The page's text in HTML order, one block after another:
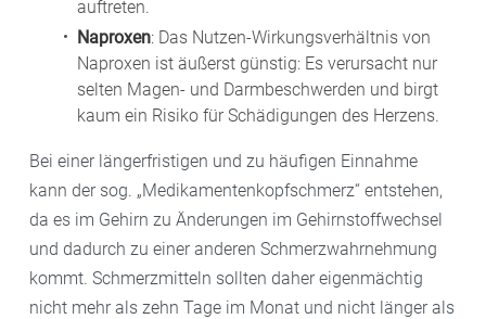
auftreten.
Naproxen: Das Nutzen-Wirkungsverhältnis von
Naproxen ist äußerst günstig: Es verursacht nur
selten Magen- und Darmbeschwerden und birgt
kaum ein Risiko für Schädigungen des Herzens.
Bei einer längerfristigen und zu häufigen Einnahme
kann der sog. „Medikamentenkopfschmerz“ entstehen,
da es im Gehirn zu Änderungen im Gehirnstoffwechsel
und dadurch zu einer anderen Schmerzwahrnehmung
kommt. Schmerzmitteln sollten daher eigenmächtig
nicht mehr als zehn Tage im Monat und nicht länger als